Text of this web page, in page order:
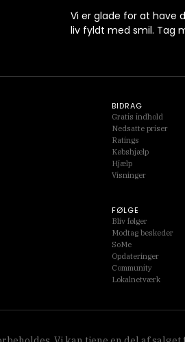
Vi er glade for at have
liv fyldt med smil. Tag
BIDRAG
Gratis indhold
Nedsatte priser
Ratings
Købshjælp
Hjælp
Visninger
FØLGE
Bliv følger
Modtag beskeder
SoMe
Opdateringer
Community
Lokalnetværk